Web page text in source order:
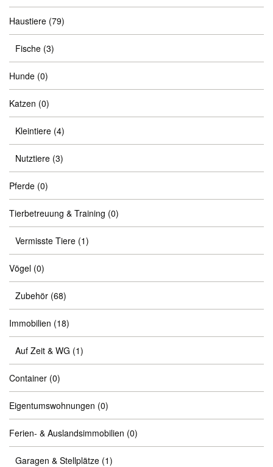
Haustiere (79)
Fische (3)
Hunde (0)
Katzen (0)
Kleintiere (4)
Nutztiere (3)
Pferde (0)
Tierbetreuung & Training (0)
Vermisste Tiere (1)
Vögel (0)
Zubehör (68)
Immobilien (18)
Auf Zeit & WG (1)
Container (0)
Eigentumswohnungen (0)
Ferien- & Auslandsimmobilien (0)
Garagen & Stellplätze (1)